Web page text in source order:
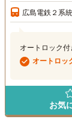
広島電鉄２系
オートロック
オートロッ
お気